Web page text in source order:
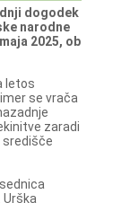
dogodek
narodne
2025, ob
letos
se vrača
zaradi
središče
Urška